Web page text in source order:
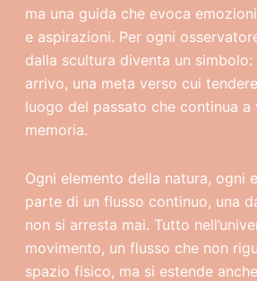
ma una guida che evoca
e aspirazioni. Per ogni
dalla scultura diventa un
arrivo, una meta verso cui
luogo del passato che continua a
memoria.
Ogni elemento della natura, ogni
parte di un flusso continuo, una
non si arresta mai. Tutto
movimento, un flusso che non
spazio fisico, ma si estende